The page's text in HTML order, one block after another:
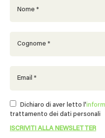
Dichiaro di aver letto l'
trattamento dei dati personali